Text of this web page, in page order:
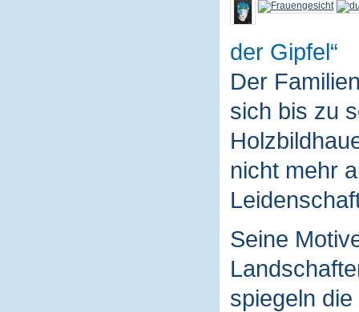
der Gipfel
Der
sich bis zu
nicht mehr
Seine
spiegeln